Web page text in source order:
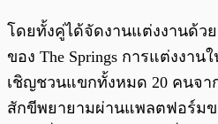
โดยทั้งคู่ได้จัดงานแต่งงานด้ว
ของ The Springs การแต่งงาน
เชิญชวนแขกทั้งหมด 20 คนจา
สักขีพยายามผ่านแพลตฟอร์มข